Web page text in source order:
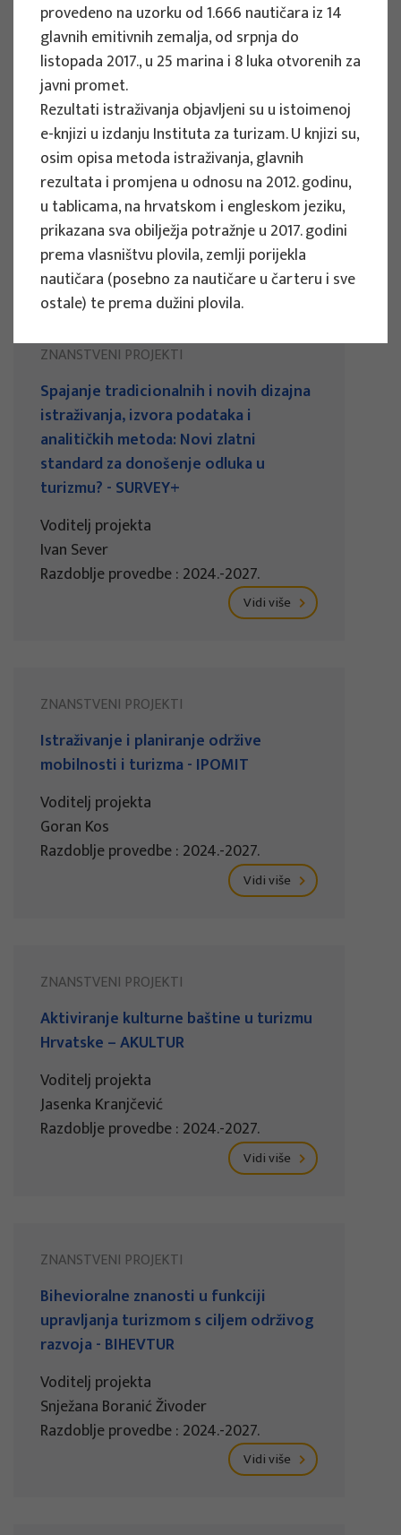
ZNANSTVENI PROJEKTI
Učinkovitost mjera prilagodbe i
ublažavanja učinaka klimatskih
promjena u turizmu - COMMITMENT
Voditelj projekta
Izidora Marković Vukadin
Razdoblje provedbe : 2024.-2027.
Vidi više
ZNANSTVENI PROJEKTI
Spajanje tradicionalnih i novih dizajna
istraživanja, izvora podataka i
analitičkih metoda: Novi zlatni
standard za donošenje odluka u
turizmu? - SURVEY+
Voditelj projekta
Ivan Sever
Razdoblje provedbe : 2024.-2027.
Vidi više
ZNANSTVENI PROJEKTI
Istraživanje i planiranje održive
mobilnosti i turizma - IPOMIT
Voditelj projekta
Goran Kos
Razdoblje provedbe : 2024.-2027.
Vidi više
ZNANSTVENI PROJEKTI
Aktiviranje kulturne baštine u turizmu
Hrvatske – AKULTUR
Voditelj projekta
Jasenka Kranjčević
Razdoblje provedbe : 2024.-2027.
Vidi više
ZNANSTVENI PROJEKTI
Bihevioralne znanosti u funkciji
upravljanja turizmom s ciljem održivog
razvoja - BIHEVTUR
Voditelj projekta
Snježana Boranić Živoder
Razdoblje provedbe : 2024.-2027.
Vidi više
provedeno na uzorku od 1.666 nautičara iz 14
glavnih emitivnih zemalja, od srpnja do
listopada 2017., u 25 marina i 8 luka otvorenih za
javni promet.
Rezultati istraživanja objavljeni su u istoimenoj
e-knjizi u izdanju Instituta za turizam. U knjizi su,
osim opisa metoda istraživanja, glavnih
rezultata i promjena u odnosu na 2012. godinu,
u tablicama, na hrvatskom i engleskom jeziku,
prikazana sva obilježja potražnje u 2017. godini
prema vlasništvu plovila, zemlji porijekla
nautičara (posebno za nautičare u čarteru i sve
ostale) te prema dužini plovila.